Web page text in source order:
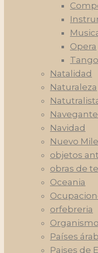
Opera
Tango
Natalidad
Naturaleza
Navidad
Nuevo
objetos
obras de
Oceania
orfebreria
Países
Paises de